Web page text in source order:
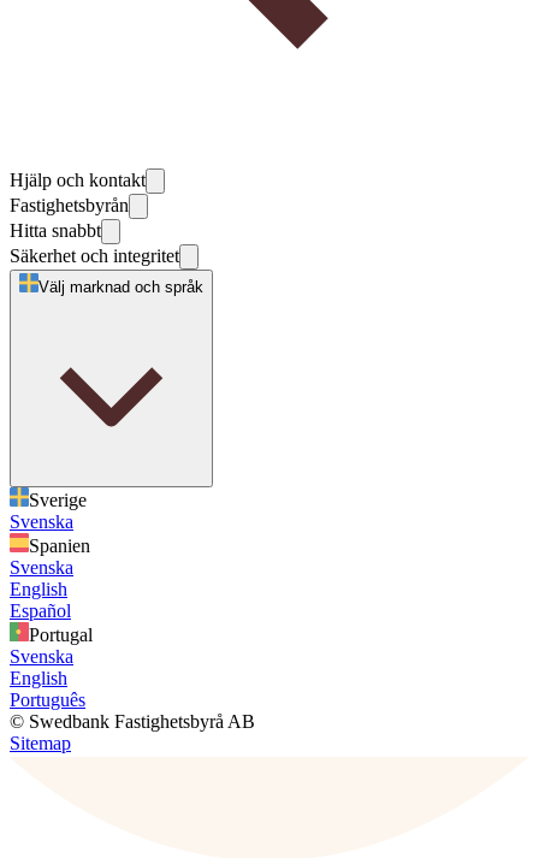
Hjälp och kontakt
Fastighetsbyrån
Hitta snabbt
Säkerhet och integritet
Välj marknad och språk
Sverige
Svenska
Spanien
Svenska
English
Español
Portugal
Svenska
English
Português
© Swedbank Fastighetsbyrå AB
Sitemap